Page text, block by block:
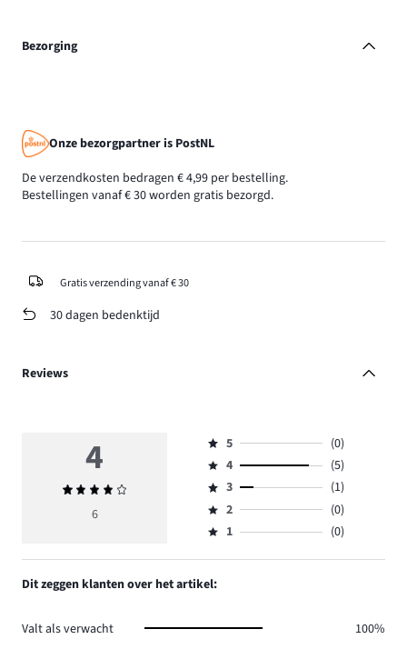
Bezorging
Onze bezorgpartner is PostNL
De verzendkosten bedragen € 4,99 per bestelling.
Bestellingen vanaf € 30 worden gratis bezorgd.
Gratis verzending vanaf € 30
30 dagen bedenktijd
Reviews
4
Gemiddelde
beoordeling
6
Beoordeling
5,
aantal
reviews
0.
5
(0)
Beoordeling
4,
aantal
reviews
4
(5)
Beoordeling
3,
aantal
3
(1)
Beoordeling
2,
0.
2
(0)
Beoordeling
1,
aantal
reviews
1 (0)
Dit zeggen klanten over het artikel:
Valt als verwacht
100%